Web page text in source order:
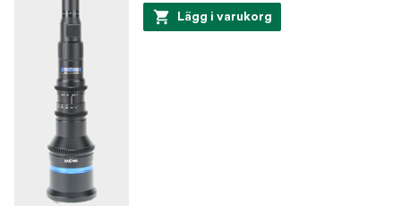
Lägg i varukorg